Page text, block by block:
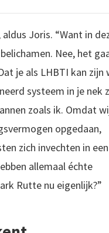
Joris. “Want in
Nee, het
je als LHBTI kan zijn
systeem in je nek
zoals ik. Omdat
opgedaan,
zich invechten in een
allemaal échte
Rutte nu eigenlijk?”